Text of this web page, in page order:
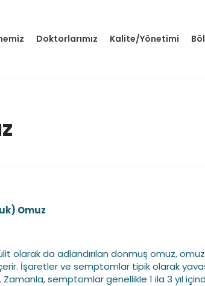
Doktorlarımız Kalite/Yönetimi
Omuz
olarak da adlandırılan donmuş omuz,
İşaretler ve semptomlar tipik olarak
semptomlar genellikle 1 ila 3 yıl